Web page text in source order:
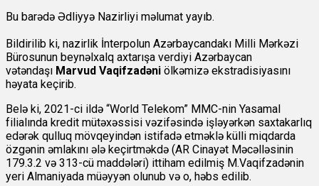
Bu barədə Ədliyyə Nazirliyi məlumat yayıb.
Bildirilib ki, nazirlik İnterpolun Azərbaycandakı Milli Mərkəzi
Bürosunun beynəlxalq axtarışa verdiyi Azərbaycan
vətəndaşı Marvud Vaqifzadəni ölkəmizə ekstradisiyasını
həyata keçirib.
Belə ki, 2021-ci ildə “World Telekom” MMC-nin Yasamal
filialında kredit mütəxəssisi vəzifəsində işləyərkən saxtakarlıq
edərək qulluq mövqeyindən istifadə etməklə külli miqdarda
özgənin əmlakını ələ keçirtməkdə (AR Cinayət Məcəlləsinin
179.3.2 və 313-cü maddələri) ittiham edilmiş M.Vaqifzadənin
yeri Almaniyada müəyyən olunub və o, həbs edilib.